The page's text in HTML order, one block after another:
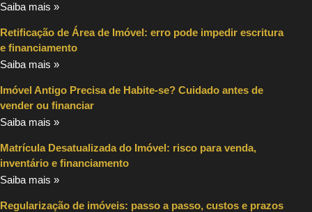
Saiba mais »
Retificação de Área de Imóvel: erro pode impedir escritura
e financiamento
Saiba mais »
Imóvel Antigo Precisa de Habite-se? Cuidado antes de
vender ou financiar
Saiba mais »
Matrícula Desatualizada do Imóvel: risco para venda,
inventário e financiamento
Saiba mais »
Regularização de imóveis: passo a passo, custos e prazos